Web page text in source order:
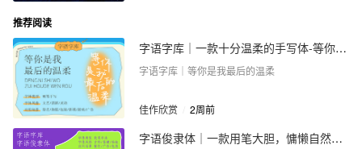
推荐阅读
字语字库｜一款十分温柔的手写体-等你是我最后的温柔
字语字库｜等你是我最后的温柔
佳作欣赏 2周前
字语俊隶体｜一款用笔大胆，慵懒自然的字体